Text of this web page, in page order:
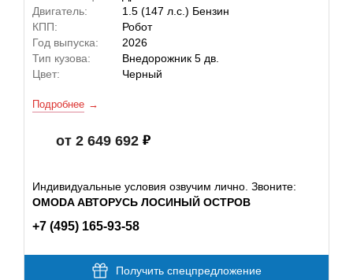
Двигатель:
1.5 (147 л.с.) Бензин
КПП:
Робот
Год выпуска:
2026
Тип кузова:
Внедорожник 5 дв.
Цвет:
Черный
Подробнее
от 2 649 692
Индивидуальные условия озвучим лично. Звоните:
OMODA АВТОРУСЬ ЛОСИНЫЙ ОСТРОВ
+7 (495) 165-93-58
Получить спецпредложение